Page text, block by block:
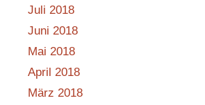
Juli 2018
Juni 2018
Mai 2018
April 2018
März 2018